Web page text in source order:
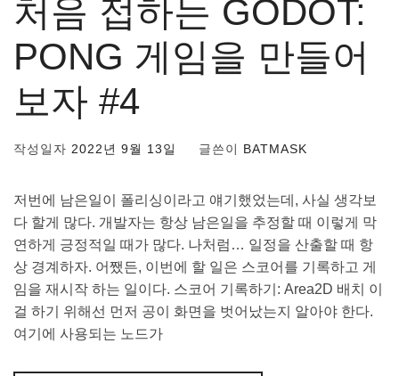
처음 접하는 GODOT:
PONG 게임을 만들어
보자 #4
작성일자 2022년 9월 13일 글쓴이 BATMASK
저번에 남은일이 폴리싱이라고 얘기했었는데, 사실 생각보
다 할게 많다. 개발자는 항상 남은일을 추정할 때 이렇게 막
연하게 긍정적일 때가 많다. 나처럼… 일정을 산출할 때 항
상 경계하자. 어쨌든, 이번에 할 일은 스코어를 기록하고 게
임을 재시작 하는 일이다. 스코어 기록하기: Area2D 배치 이
걸 하기 위해선 먼저 공이 화면을 벗어났는지 알아야 한다.
여기에 사용되는 노드가